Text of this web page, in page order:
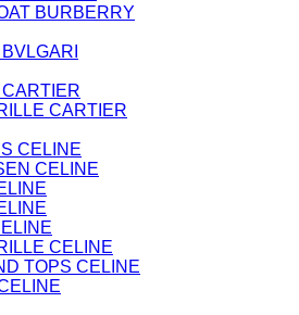
UND
UND
BURBERRY
CARTIER
CELINE
CELINE
CELINE
TOPS CELINE